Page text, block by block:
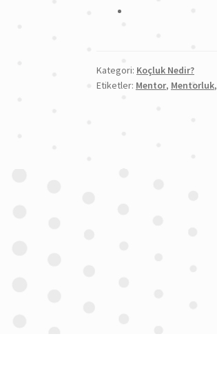
Kategori: Koçluk Nedir?
Etiketler: Mentor, Mentorluk,